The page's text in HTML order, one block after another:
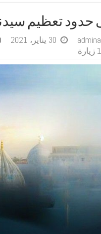
حدود تعظيم
30 يناير، 2021